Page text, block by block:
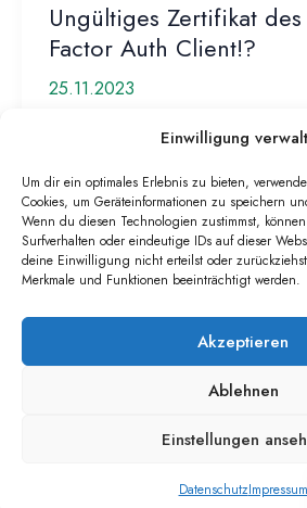
Einwilligung
Um dir ein optimales Erlebnis zu bieten,
Cookies, um Geräteinformationen zu speichern
Wenn du diesen Technologien zustimmst,
Surfverhalten oder eindeutige IDs auf dieser
deine Einwilligung nicht erteilst oder
Merkmale und Funktionen beeinträchtigt werden.
Akzeptieren
Ablehnen
Einstellungen
DatenschutzImpressum
Ungültiges Zertifikat
Factor Auth Client!?
25.11.2023
Letzte Woche hatte ich eine
geht. Der Kunde hat daraufhin
Ungültiges
Zertifikat
des
Azure
Factor
Weiterlesen »
Urheberrecht © 2026
Datenschutz